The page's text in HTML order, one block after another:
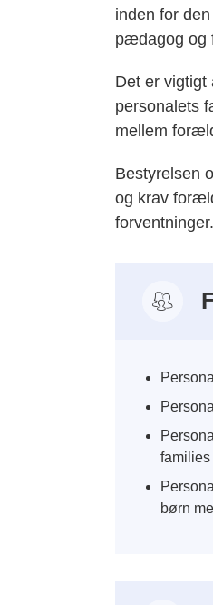
inden for
pædagog og
Det er
personalets
mellem
Bestyrelsen
og krav
forventninger.
families
børn